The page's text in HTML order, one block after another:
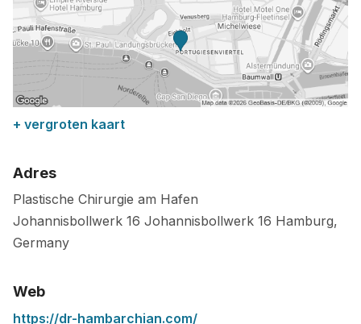
+ vergroten kaart
Adres
Plastische Chirurgie am Hafen
Johannisbollwerk 16 Johannisbollwerk 16 Hamburg,
Germany
Web
https://dr-hambarchian.com/